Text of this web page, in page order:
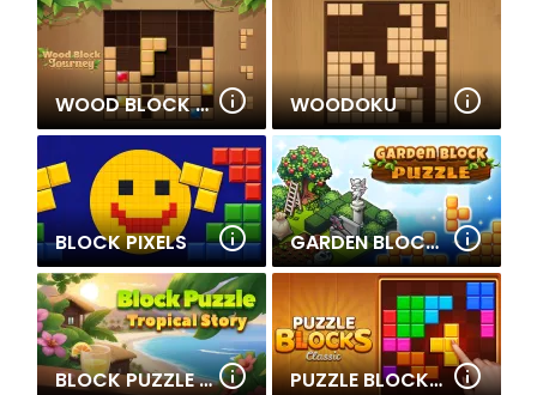
WOOD BLOCK JOURNEY WOODOKU
BLOCK PIXELS GARDEN BLOCK PUZZLE
BLOCK PUZZLE TROPICAL STORY PUZZLE BLOCKS CLASSIC